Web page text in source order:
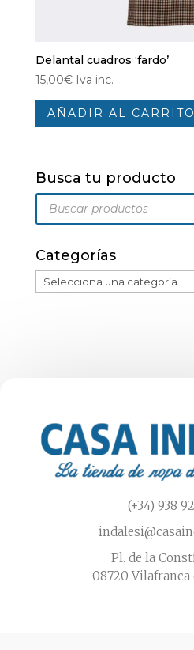
Delantal cuadros ‘fardo’
15,00€ Iva inc.
AÑADIR AL CARRITO
Busca tu producto
Búsqueda
productos
Categorías
(+34) 938
Pl. de la
08720 Vilafranca